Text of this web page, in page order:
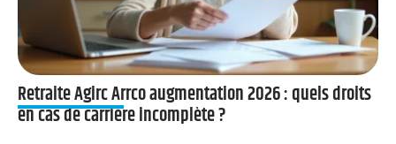
Retraite Agirc Arrco augmentation 2026 : quels droits
en cas de carrière incomplète ?